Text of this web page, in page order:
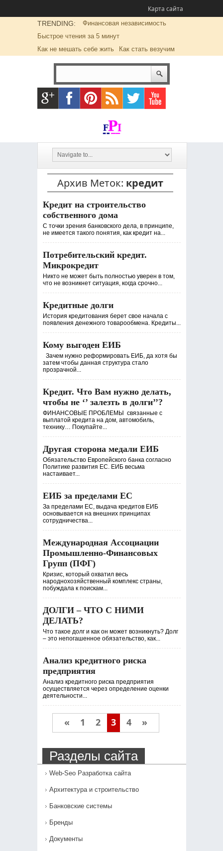
Карта сайта
TRENDING:
Финансовая независимость
Быстрое чтения за 5 минут
Как не мешать себе жить
Как стать везучим
Архив Меток: кредит
Кредит на строительство
собственного дома
С точки зрения банковского дела, в принципе,
не имеется такого понятия, как кредит на...
Потребительский кредит.
Микрокредит
Никто не может быть полностью уверен в том,
что не возникнет ситуация, когда срочно...
Кредитные долги
История кредитования берет свое начала с
появления денежного товарообмена. Кредиты...
Кому выгоден ЕИБ
Зачем нужно реформировать ЕИБ, да хотя бы
затем чтобы данная структура стало
прозрачной...
Кредит. Что Вам нужно делать,
чтобы не ‘’ залезть в долги’’?
ФИНАНСОВЫЕ ПРОБЛЕМЫ связанные с
выплатой кредита на дом, автомобиль,
технику… Покупайте...
Другая сторона медали ЕИБ
Обязательство Европейского банка согласно
Политике развития ЕС. ЕИБ весьма
настаивает...
ЕИБ за пределами ЕС
За пределами ЕС, выдача кредитов ЕИБ
основывается на внешних принципах
сотрудничества...
Международная Ассоциации
Промышленно-Финансовых
Групп (ПФГ)
Кризис, который охватил весь
народнохозяйственный комплекс страны,
побуждала к поискам...
ДОЛГИ – ЧТО С НИМИ
ДЕЛАТЬ?
Что такое долг и как он может возникнуть? Долг
– это непогашенное обязательство, как...
Анализ кредитного риска
предприятия
Анализ кредитного риска предприятия
осуществляется через определение оценки
деятельности...
« 1 2 3 4 »
Разделы сайта
Web-Seo Разработка сайта
Архитектура и строительство
Банковские системы
Бренды
Документы